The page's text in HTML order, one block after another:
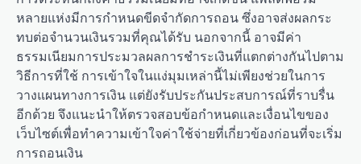
หลายแห่งมีการกำหนดขีดจำกัดการถอน ซึ่งอาจส่งผลกระ
ทบต่อจำนวนเงินรวมที่คุณได้รับ นอกจากนี้ อาจมีค่า
ธรรมเนียมการประมวลผลการชำระเงินที่แตกต่างกันไปตาม
วิธีการที่ใช้ การเข้าใจในแง่มุมเหล่านี้ไม่เพียงช่วยในการ
วางแผนทางการเงิน แต่ยังรับประกันประสบการณ์ที่ราบรื่น
อีกด้วย จึงแนะนำให้ตรวจสอบข้อกำหนดและเงื่อนไขของ
เว็บไซต์เพื่อทำความเข้าใจค่าใช้จ่ายที่เกี่ยวข้องก่อนที่จะเริ่ม
การถอนเงิน